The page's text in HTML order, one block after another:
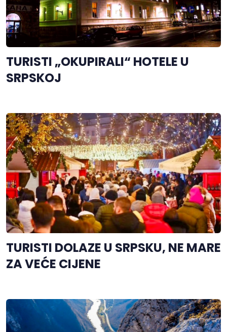
TURISTI „OKUPIRALI“ HOTELE U
SRPSKOJ
TURISTI DOLAZE U SRPSKU, NE MARE
ZA VEĆE CIJENE